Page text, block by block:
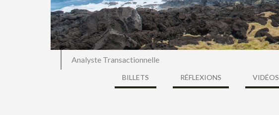
Analyste Transactionnelle
BILLETS RÉFLEXIONS VIDÉOS